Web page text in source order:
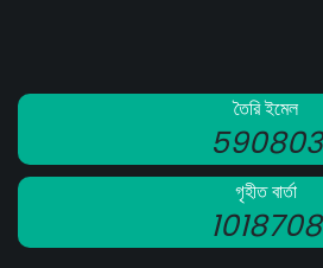
তৈরি ইমেল
590803
গৃহীত বার্তা
1018708